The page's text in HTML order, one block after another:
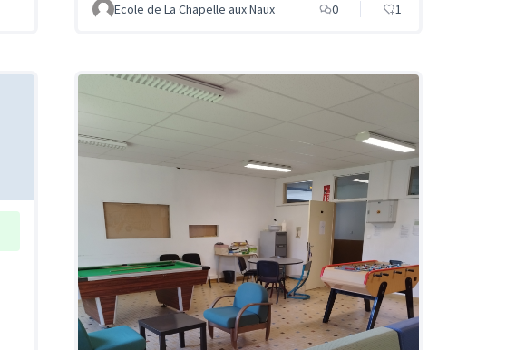
Ecole de La Chapelle aux Naux 0 1